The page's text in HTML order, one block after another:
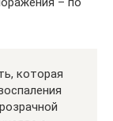
которая